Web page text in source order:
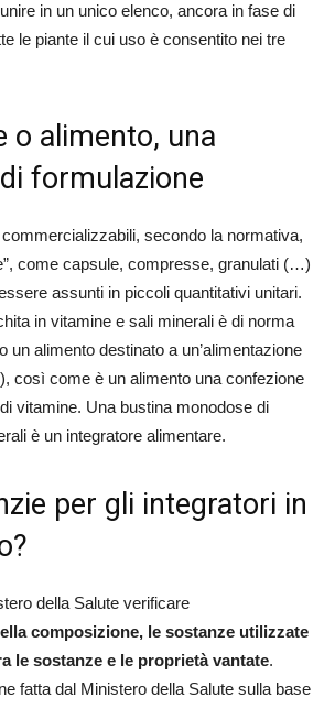
in un unico elenco, ancora in fase di
le piante il cui uso è consentito nei tre
o alimento, una
formulazione
secondo la normativa,
come capsule, compresse, granulati (…)
assunti in piccoli quantitativi unitari.
in vitamine e sali minerali è di norma
un alimento destinato a un’alimentazione
così come è un alimento una confezione
vitamine. Una bustina monodose di
è un integratore alimentare.
per gli integratori in
della Salute verificare
composizione, le sostanze utilizzate
le sostanze e le proprietà vantate.
fatta dal Ministero della Salute sulla base